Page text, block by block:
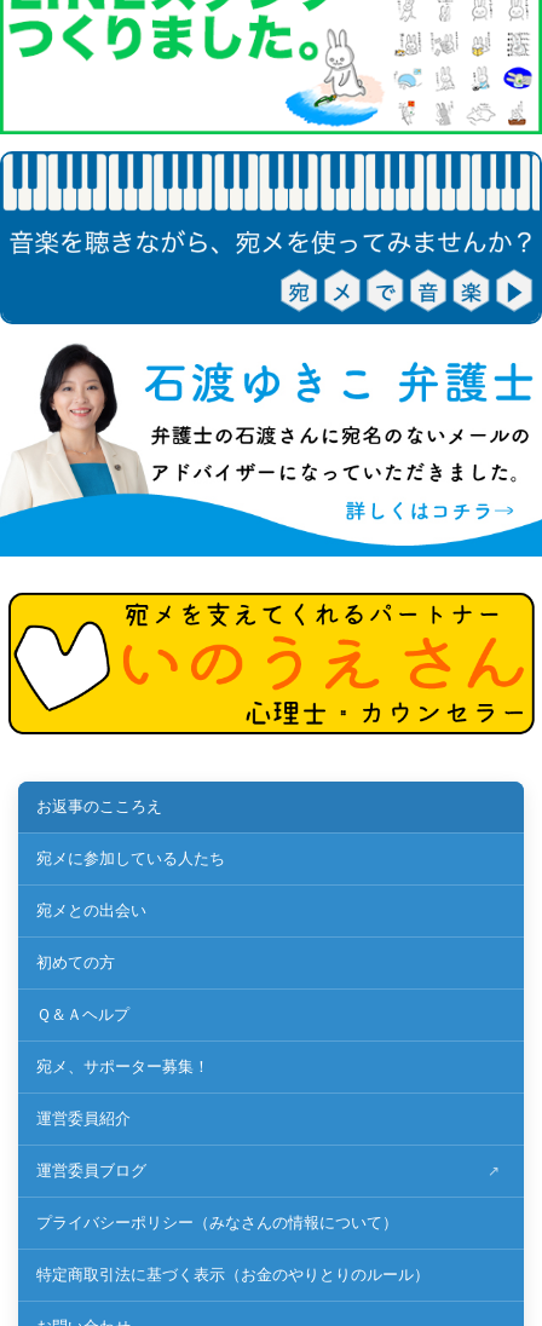
お返事のこころえ
宛メに参加している人たち
宛メとの出会い
初めての方
Ｑ＆Ａヘルプ
宛メ、サポーター募集！
運営委員紹介
運営委員ブログ
プライバシーポリシー（みなさんの情報について）
特定商取引法に基づく表示（お金のやりとりのルール）